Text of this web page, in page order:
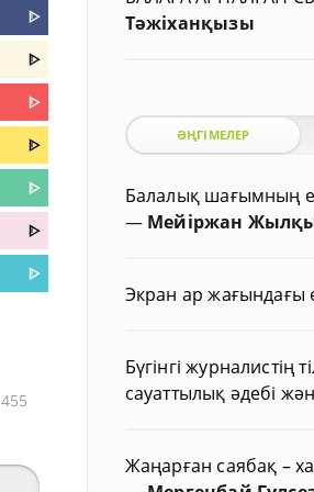
ᐈ
ᐈ
ᐈ
ᐈ
ᐈ
ᐈ
ᐈ
455
Тәжіханқызы
ӘҢГІМЕЛЕР
Балалық шағымның
— Мейіржан
Экран ар жағындағы
Бүгінгі журналистің
сауаттылық әдебі
Жаңарған саябақ –